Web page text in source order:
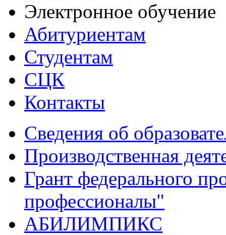
Электронное обучение
Абитуриентам
Студентам
СЦК
Контакты
Сведения об
Производственная
Грант федерального
профессионалы"
АБИЛИМПИКС